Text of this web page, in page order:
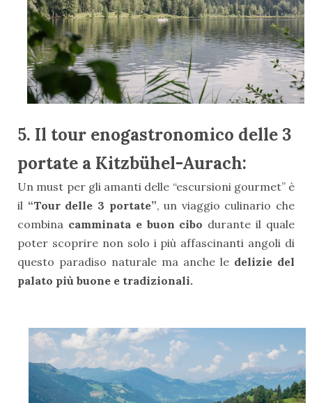
5. Il tour enogastronomico delle 3
portate a Kitzbühel-Aurach:
Un must per gli amanti delle “escursioni gourmet” è
il “Tour delle 3 portate”, un viaggio culinario che
combina camminata e buon cibo durante il quale
poter scoprire non solo i più affascinanti angoli di
questo paradiso naturale ma anche le delizie del
palato più buone e tradizionali.